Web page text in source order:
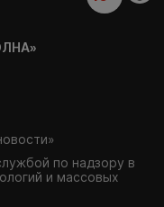
по надзору в
и массовых